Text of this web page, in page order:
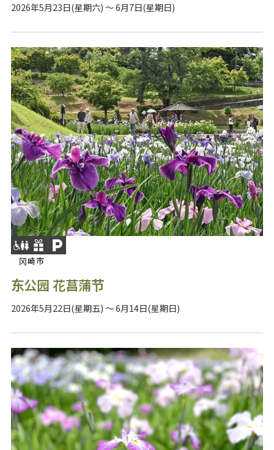
2026年5月23日(星期六) ～ 6月7日(星期日)
冈崎市
东公园 花菖蒲节
2026年5月22日(星期五) ～ 6月14日(星期日)